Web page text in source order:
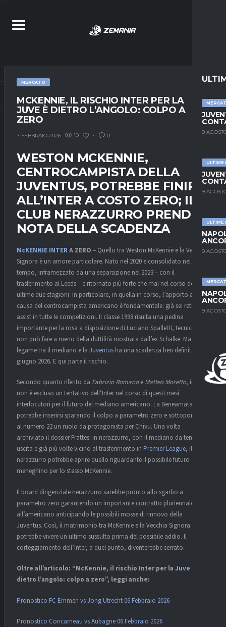
9
ULTIME
9
ULTIME
9
9
MERCATO
MCKENNIE, IL RISCHIO INTER PER LA
JUVE È DIETRO L’ANGOLO: COLPO A
ZERO
7 FEBBRAIO 2026 10 7 0
WESTON MCKENNIE,
CENTROCAMPISTA DELLA
JUVENTUS, POTREBBE FINIRE
ALL’INTER A COSTO ZERO; IL
CLUB NERAZZURRO PRENDE
NOTA DELLA SCADENZA
McKENNIE INTERA ZERO – Quello tra Weston McKennie e la Vecchia
Signora è un amore particolare. Nato nel 2020 e consolidato nel
tempo, inframezzato da una separazione nel 2023 – con il
trasferimento al Leeds – e ritornato più forte che mai nel corso delle
ultime due stagioni. In particolare, in quella in corso, l’apporto alla
causa del centrocampista americano è fondamentale: già sei reti e tre
assist in tutte le competizioni. Il classe 1998 risulta una pedina
importante per la rosa a disposizione di Luciano Spalletti, tecnico che
non può fare a meno della duttilità mostrata dall’ex Schalke. Ma il
legame tra il mediano e la Juventus ha una scadenza ben definita: 30
giugno 2026. E qui parte il rischio.
Secondo quanto riferito da Fabrizio Romanoe Matteo Moretto, infatti,
non è escluso un tentativo dell’Inter nel corso di questi mesi
interlocutori per il futuro del mediano americano. La Beneamata
potrebbe inserirsi sparando il colpo a parametro zero e sottoponendo
al numero 22 un ruolo da protagonista per Chivu. Una volta
archiviato il dossier Frattesi in nerazzurro, con il mediano da tempo in
uscita e già più volte vicino al trasferimento in Premier League, il club
nerazzurro potrebbe aprire quello riguardante il possibile futuro
meneghino per lo stesso McKennie.
Il board dirigenziale nerazzurro sarebbe pronto allo sgarbo a
parametro zero garantendo un importante contratto pluriennale
all’americano anticipando le possibili mosse di rinnovo della
Juventus. Così, il matrimonio tra McKennie e la Vecchia Signora
potrebbe vivere un ultimo sussulto prima del possibile addio. Il
corteggiamento dell’Inter, a quel punto, diventerebbe serrato.
Oltre all’articolo: “McKennie, il rischio Inter per la Juve
dietro l’angolo: colpo a zero”, leggi anche:
Pronostico FC Emmen vs Jong Utrecht 06 Febbraio 2026
Pronostico Concarneau vs Aubagne 06 Febbraio 2026